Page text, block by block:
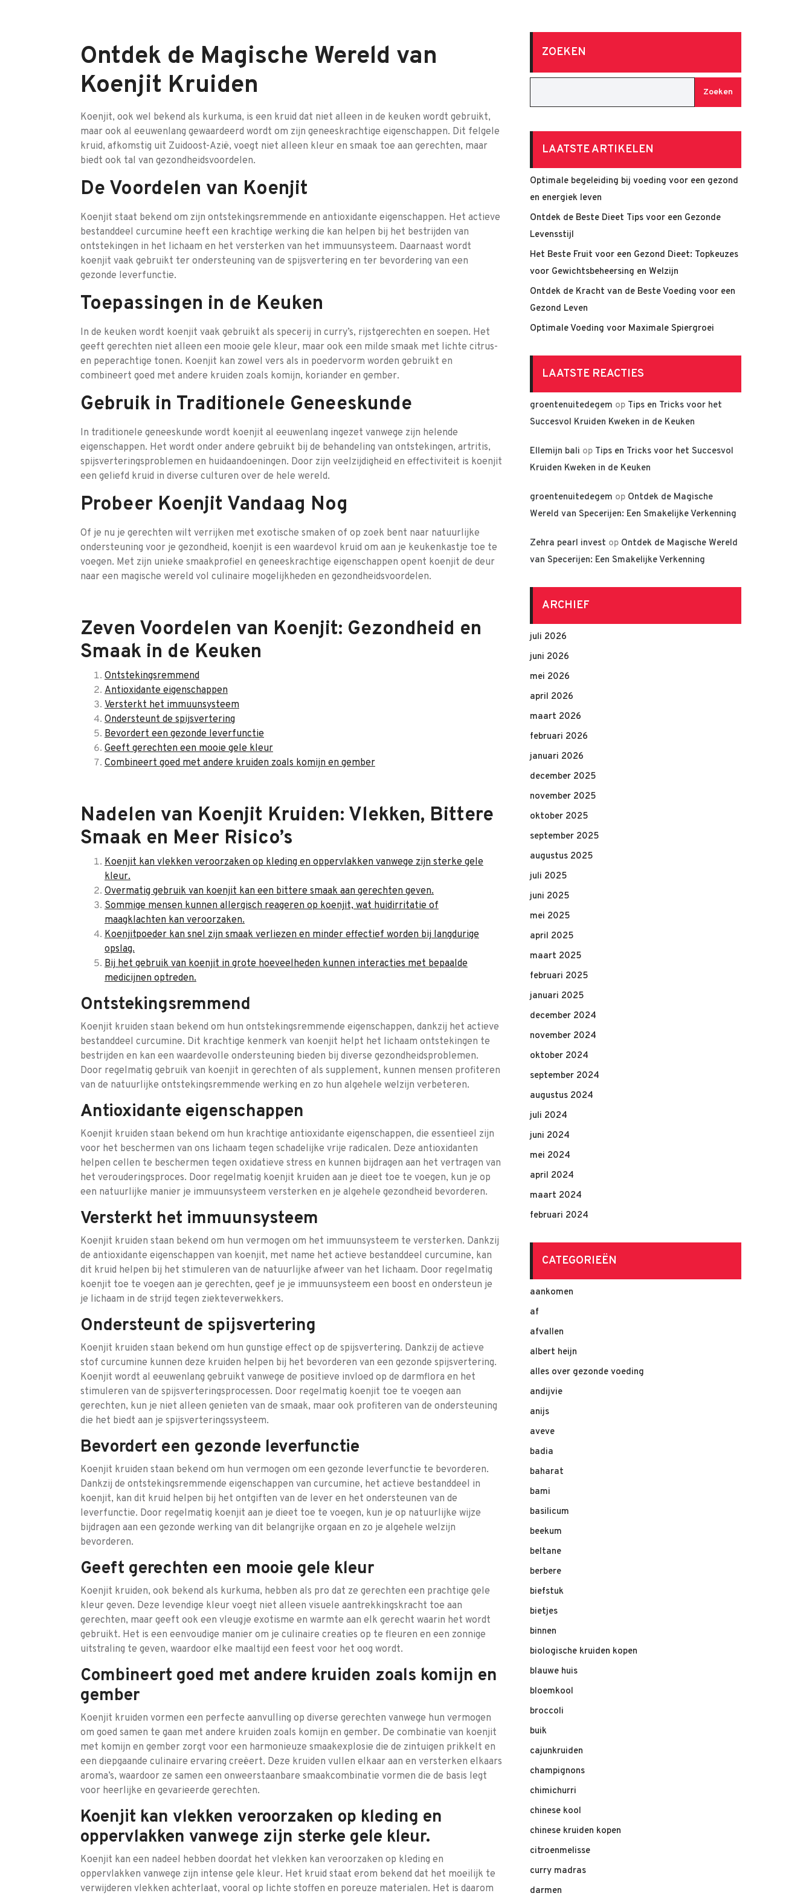
Ontdek de Magische Wereld van
Koenjit Kruiden
Koenjit, ook wel bekend als kurkuma, is een kruid dat niet alleen in de keuken wordt gebruikt,
maar ook al eeuwenlang gewaardeerd wordt om zijn geneeskrachtige eigenschappen. Dit felgele
kruid, afkomstig uit Zuidoost-Azië, voegt niet alleen kleur en smaak toe aan gerechten, maar
biedt ook tal van gezondheidsvoordelen.
De Voordelen van Koenjit
Koenjit staat bekend om zijn ontstekingsremmende en antioxidante eigenschappen. Het actieve
bestanddeel curcumine heeft een krachtige werking die kan helpen bij het bestrijden van
ontstekingen in het lichaam en het versterken van het immuunsysteem. Daarnaast wordt
koenjit vaak gebruikt ter ondersteuning van de spijsvertering en ter bevordering van een
gezonde leverfunctie.
Toepassingen in de Keuken
In de keuken wordt koenjit vaak gebruikt als specerij in curry’s, rijstgerechten en soepen. Het
geeft gerechten niet alleen een mooie gele kleur, maar ook een milde smaak met lichte citrus-
en peperachtige tonen. Koenjit kan zowel vers als in poedervorm worden gebruikt en
combineert goed met andere kruiden zoals komijn, koriander en gember.
Gebruik in Traditionele Geneeskunde
In traditionele geneeskunde wordt koenjit al eeuwenlang ingezet vanwege zijn helende
eigenschappen. Het wordt onder andere gebruikt bij de behandeling van ontstekingen, artritis,
spijsverteringsproblemen en huidaandoeningen. Door zijn veelzijdigheid en effectiviteit is koenjit
een geliefd kruid in diverse culturen over de hele wereld.
Probeer Koenjit Vandaag Nog
Of je nu je gerechten wilt verrijken met exotische smaken of op zoek bent naar natuurlijke
ondersteuning voor je gezondheid, koenjit is een waardevol kruid om aan je keukenkastje toe te
voegen. Met zijn unieke smaakprofiel en geneeskrachtige eigenschappen opent koenjit de deur
naar een magische wereld vol culinaire mogelijkheden en gezondheidsvoordelen.
Zeven Voordelen van Koenjit: Gezondheid en
Smaak in de Keuken
Ontstekingsremmend
Antioxidante eigenschappen
Versterkt het immuunsysteem
Ondersteunt de spijsvertering
Bevordert een gezonde leverfunctie
Geeft gerechten een mooie gele kleur
Combineert goed met andere kruiden zoals komijn en gember
Nadelen van Koenjit Kruiden: Vlekken, Bittere
Smaak en Meer Risico’s
Koenjit kan vlekken veroorzaken op kleding en oppervlakken vanwege zijn sterke gele
kleur.
Overmatig gebruik van koenjit kan een bittere smaak aan gerechten geven.
Sommige mensen kunnen allergisch reageren op koenjit, wat huidirritatie of
maagklachten kan veroorzaken.
Koenjitpoeder kan snel zijn smaak verliezen en minder effectief worden bij langdurige
opslag.
Bij het gebruik van koenjit in grote hoeveelheden kunnen interacties met bepaalde
medicijnen optreden.
Ontstekingsremmend
Koenjit kruiden staan bekend om hun ontstekingsremmende eigenschappen, dankzij het actieve
bestanddeel curcumine. Dit krachtige kenmerk van koenjit helpt het lichaam ontstekingen te
bestrijden en kan een waardevolle ondersteuning bieden bij diverse gezondheidsproblemen.
Door regelmatig gebruik van koenjit in gerechten of als supplement, kunnen mensen profiteren
van de natuurlijke ontstekingsremmende werking en zo hun algehele welzijn verbeteren.
Antioxidante eigenschappen
Koenjit kruiden staan bekend om hun krachtige antioxidante eigenschappen, die essentieel zijn
voor het beschermen van ons lichaam tegen schadelijke vrije radicalen. Deze antioxidanten
helpen cellen te beschermen tegen oxidatieve stress en kunnen bijdragen aan het vertragen van
het verouderingsproces. Door regelmatig koenjit kruiden aan je dieet toe te voegen, kun je op
een natuurlijke manier je immuunsysteem versterken en je algehele gezondheid bevorderen.
Versterkt het immuunsysteem
Koenjit kruiden staan bekend om hun vermogen om het immuunsysteem te versterken. Dankzij
de antioxidante eigenschappen van koenjit, met name het actieve bestanddeel curcumine, kan
dit kruid helpen bij het stimuleren van de natuurlijke afweer van het lichaam. Door regelmatig
koenjit toe te voegen aan je gerechten, geef je je immuunsysteem een boost en ondersteun je
je lichaam in de strijd tegen ziekteverwekkers.
Ondersteunt de spijsvertering
Koenjit kruiden staan bekend om hun gunstige effect op de spijsvertering. Dankzij de actieve
stof curcumine kunnen deze kruiden helpen bij het bevorderen van een gezonde spijsvertering.
Koenjit wordt al eeuwenlang gebruikt vanwege de positieve invloed op de darmflora en het
stimuleren van de spijsverteringsprocessen. Door regelmatig koenjit toe te voegen aan
gerechten, kun je niet alleen genieten van de smaak, maar ook profiteren van de ondersteuning
die het biedt aan je spijsverteringssysteem.
Bevordert een gezonde leverfunctie
Koenjit kruiden staan bekend om hun vermogen om een gezonde leverfunctie te bevorderen.
Dankzij de ontstekingsremmende eigenschappen van curcumine, het actieve bestanddeel in
koenjit, kan dit kruid helpen bij het ontgiften van de lever en het ondersteunen van de
leverfunctie. Door regelmatig koenjit aan je dieet toe te voegen, kun je op natuurlijke wijze
bijdragen aan een gezonde werking van dit belangrijke orgaan en zo je algehele welzijn
bevorderen.
Geeft gerechten een mooie gele kleur
Koenjit kruiden, ook bekend als kurkuma, hebben als pro dat ze gerechten een prachtige gele
kleur geven. Deze levendige kleur voegt niet alleen visuele aantrekkingskracht toe aan
gerechten, maar geeft ook een vleugje exotisme en warmte aan elk gerecht waarin het wordt
gebruikt. Het is een eenvoudige manier om je culinaire creaties op te fleuren en een zonnige
uitstraling te geven, waardoor elke maaltijd een feest voor het oog wordt.
Combineert goed met andere kruiden zoals komijn en
gember
Koenjit kruiden vormen een perfecte aanvulling op diverse gerechten vanwege hun vermogen
om goed samen te gaan met andere kruiden zoals komijn en gember. De combinatie van koenjit
met komijn en gember zorgt voor een harmonieuze smaakexplosie die de zintuigen prikkelt en
een diepgaande culinaire ervaring creëert. Deze kruiden vullen elkaar aan en versterken elkaars
aroma’s, waardoor ze samen een onweerstaanbare smaakcombinatie vormen die de basis legt
voor heerlijke en gevarieerde gerechten.
Koenjit kan vlekken veroorzaken op kleding en
oppervlakken vanwege zijn sterke gele kleur.
Koenjit kan een nadeel hebben doordat het vlekken kan veroorzaken op kleding en
oppervlakken vanwege zijn intense gele kleur. Het kruid staat erom bekend dat het moeilijk te
verwijderen vlekken achterlaat, vooral op lichte stoffen en poreuze materialen. Het is daarom
ZOEKEN
Zoeken
LAATSTE ARTIKELEN
Optimale begeleiding bij voeding voor een gezond
en energiek leven
Ontdek de Beste Dieet Tips voor een Gezonde
Levensstijl
Het Beste Fruit voor een Gezond Dieet: Topkeuzes
voor Gewichtsbeheersing en Welzijn
Ontdek de Kracht van de Beste Voeding voor een
Gezond Leven
Optimale Voeding voor Maximale Spiergroei
LAATSTE REACTIES
groentenuitedegem op Tips en Tricks voor het
Succesvol Kruiden Kweken in de Keuken
Ellemijn bali op Tips en Tricks voor het Succesvol
Kruiden Kweken in de Keuken
groentenuitedegem op Ontdek de Magische
Wereld van Specerijen: Een Smakelijke Verkenning
Zehra pearl invest op Ontdek de Magische Wereld
van Specerijen: Een Smakelijke Verkenning
ARCHIEF
juli 2026
juni 2026
mei 2026
april 2026
maart 2026
februari 2026
januari 2026
december 2025
november 2025
oktober 2025
september 2025
augustus 2025
juli 2025
juni 2025
mei 2025
april 2025
maart 2025
februari 2025
januari 2025
december 2024
november 2024
oktober 2024
september 2024
augustus 2024
juli 2024
juni 2024
mei 2024
april 2024
maart 2024
februari 2024
CATEGORIEËN
aankomen
af
afvallen
albert heijn
alles over gezonde voeding
andijvie
anijs
aveve
badia
baharat
bami
basilicum
beekum
beltane
berbere
biefstuk
bietjes
binnen
biologische kruiden kopen
blauwe huis
bloemkool
broccoli
buik
cajunkruiden
champignons
chimichurri
chinese kool
chinese kruiden kopen
citroenmelisse
curry madras
darmen